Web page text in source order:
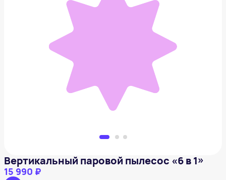
Вертикальный паровой пылесос «6 в 1»
Вертикальный паровой пылесос «6 в 1»
15 990 ₽